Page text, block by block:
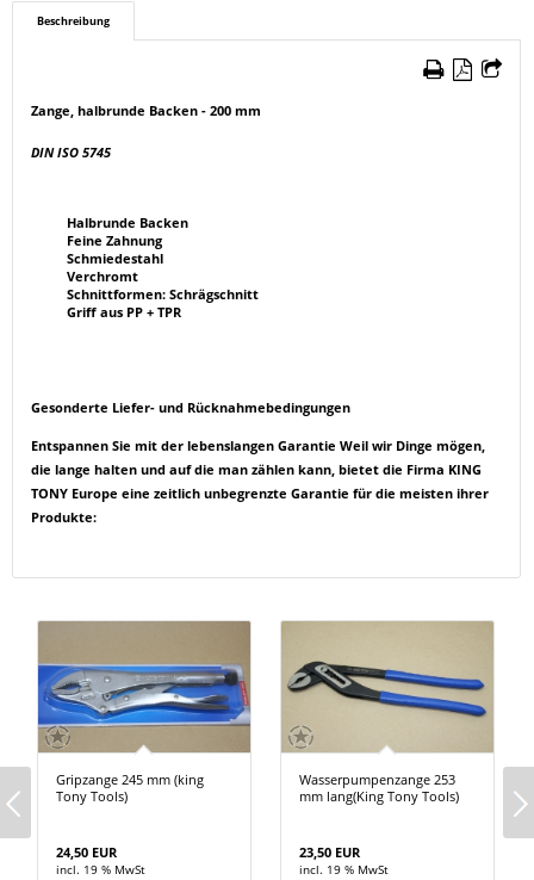
Beschreibung
Zange, halbrunde Backen - 200 mm
DIN ISO 5745
Halbrunde Backen
Feine Zahnung
Schmiedestahl
Verchromt
Schnittformen: Schrägschnitt
Griff aus PP + TPR
Gesonderte Liefer- und Rücknahmebedingungen
Entspannen Sie mit der lebenslangen Garantie Weil wir Dinge mögen,
die lange halten und auf die man zählen kann, bietet die Firma KING
TONY Europe eine zeitlich unbegrenzte Garantie für die meisten ihrer
Produkte:
Gripzange 245 mm (king
Tony Tools)
24,50 EUR
incl. 19 % MwSt
Wasserpumpenzange 253
mm lang(King Tony Tools)
23,50 EUR
incl. 19 % MwSt